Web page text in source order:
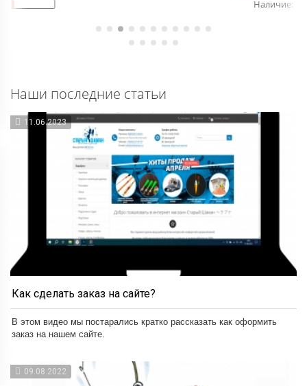
Наши последние статьи
11.06.2023
Как сделать заказ на сайте?
В этом видео мы постарались кратко рассказать как оформить
заказ на нашем сайте.
09.08.2022